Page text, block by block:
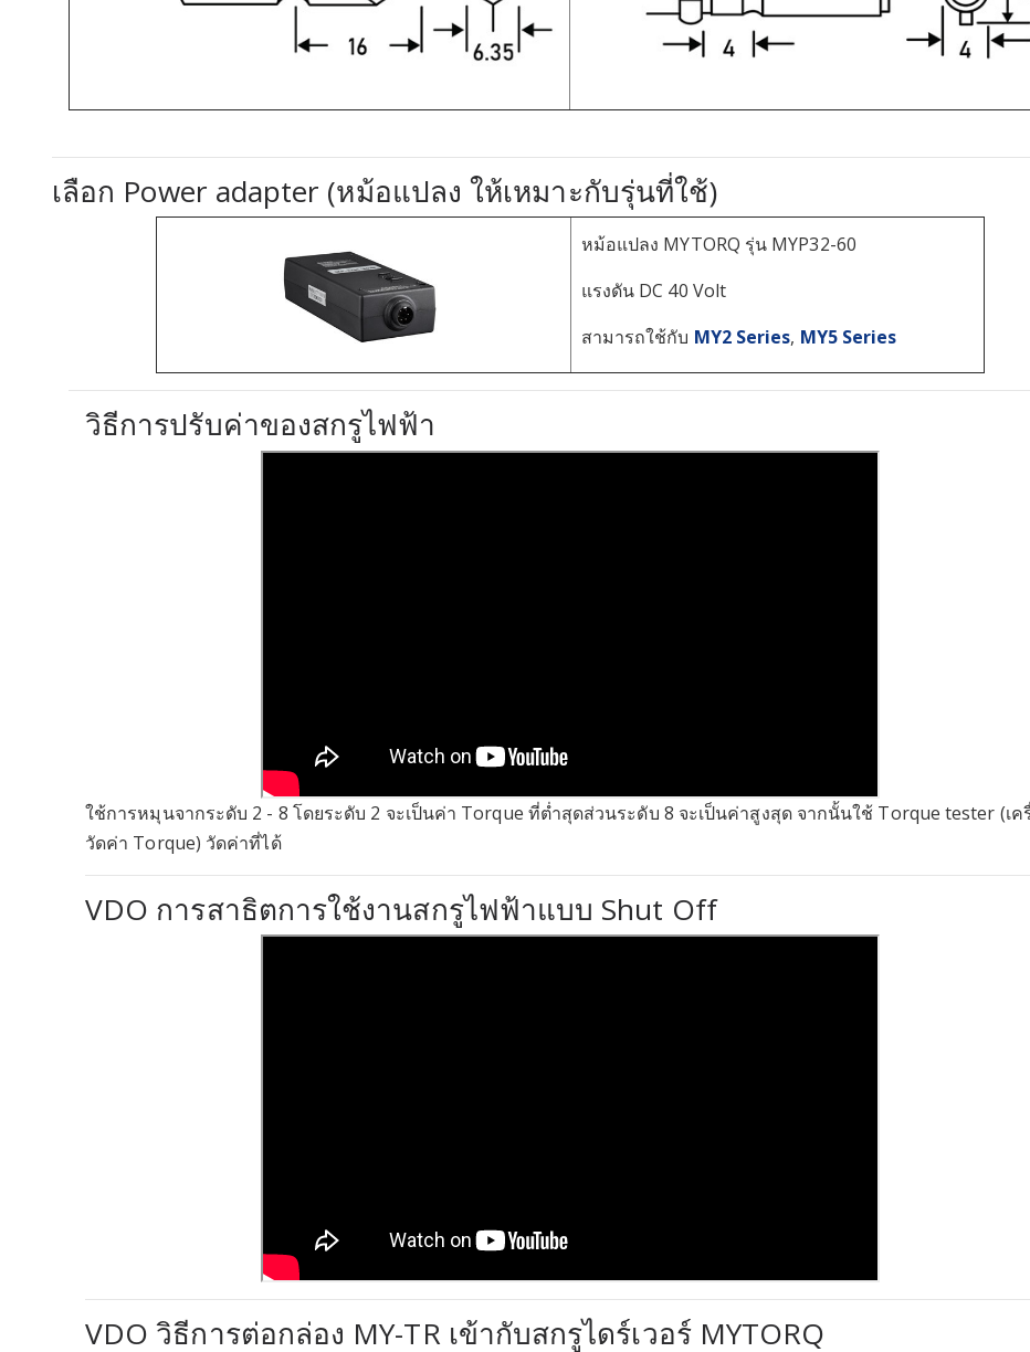
เลือก Power adapter (หม้อแปลง ให้เหมาะกับรุ่นที่ใช้)
หม้อแปลง MYTORQ รุ่น MYP32-60
แรงดัน DC 40 Volt
สามารถใช้กับ MY2 Series, MY5 Series
วิธีการปรับค่าของสกรูไฟฟ้า
ใช้การหมุนจากระดับ 2 - 8 โดยระดับ 2 จะเป็นค่า Torque ที่ต่ำสุดส่วนระดับ 8 จะเป็นค่าสูงสุด จากนั้นใช้ ​Torque tester (เค
วัดค่า Torque) วัดค่าที่ได้
VDO การสาธิตการใช้งานสกรูไฟฟ้าแบบ Shut Off
VDO วิธีการต่อกล่อง MY-TR เข้ากับสกรูไดร์เวอร์ MYTORQ